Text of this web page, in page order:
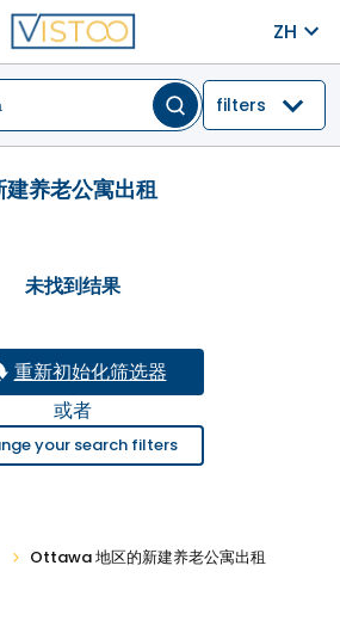
ZH
filters
养老公寓出租
未找到结果
重新初始化筛选器
或者
your search filters
Ottawa 地区的新建养老公寓出租